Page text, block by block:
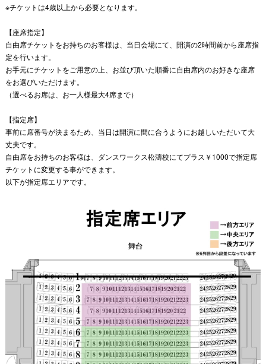
※チケットは4歳以上から必要となります。
【座席指定】
自由席チケットをお持ちのお客様は、当日会場にて、開演の2時間前から座席指
定を行います。
お手元にチケットをご用意の上、お並び頂いた順番に自由席内のお好きな座席
をお選びいただけます。
（選べるお席は、お一人様最大4席まで）
【指定席】
事前に席番号が決まるため、当日は開演に間に合うようにお越しいただいて大
丈夫です。
自由席をお持ちのお客様は、ダンスワークス松濤校にてプラス￥1000で指定席
チケットに変更する事ができます。
以下が指定席エリアです。